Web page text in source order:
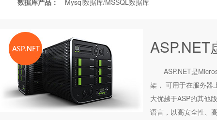
数据库产品： Mysql数据库/MSSQL数据库
ASP.NET
ASP.NET是
架， 可用于在服务器
大优越于ASP的其他
语言，以高安全性、